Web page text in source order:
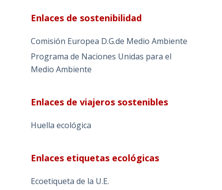
Enlaces de sostenibilidad
Comisión Europea D.G.de Medio Ambiente
Programa de Naciones Unidas para el
Medio Ambiente
Enlaces de viajeros sostenibles
Huella ecológica
Enlaces etiquetas ecológicas
Ecoetiqueta de la U.E.